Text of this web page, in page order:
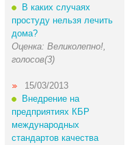
В каких случаях
простуду нельзя лечить
дома?
Оценка: Великолепно!,
голосов(3)
15/03/2013
Внедрение на
предприятиях КБР
международных
стандартов качества